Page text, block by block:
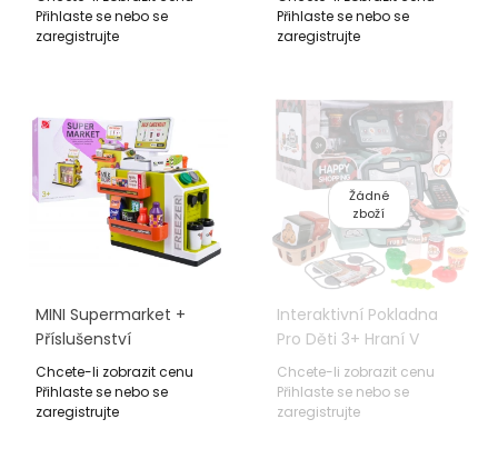
Přihlaste se nebo se
zaregistrujte
Přihlaste se nebo se
zaregistrujte
MINI Supermarket +
Příslušenství
Chcete-li zobrazit cenu
Přihlaste se nebo se
zaregistrujte
Žádné
zboží
Interaktivní Pokladna
Pro Děti 3+ Hraní V
Obchodě + Skener +
Kalkulačka + Mikrofon +
Hmotnost + Vozík +
Chcete-li zobrazit cenu
Přihlaste se nebo se
zaregistrujte